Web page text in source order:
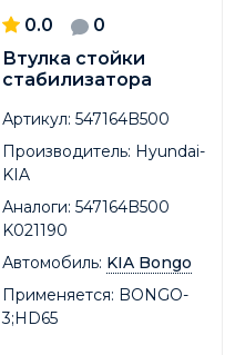
0.0
0
Втулка стойки
стабилизатора
Артикул: 547164B500
Производитель: Hyundai-
KIA
Аналоги: 547164B500
K021190
Автомобиль: KIA Bongo
Применяется: BONGO-
3;HD65